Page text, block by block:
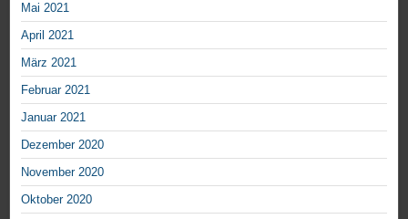
Mai 2021
April 2021
März 2021
Februar 2021
Januar 2021
Dezember 2020
November 2020
Oktober 2020